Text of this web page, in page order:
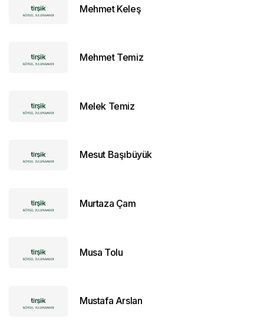
Mehmet Keleş
Mehmet Temiz
Melek Temiz
Mesut Başıbüyük
Murtaza Çam
Musa Tolu
Mustafa Arslan